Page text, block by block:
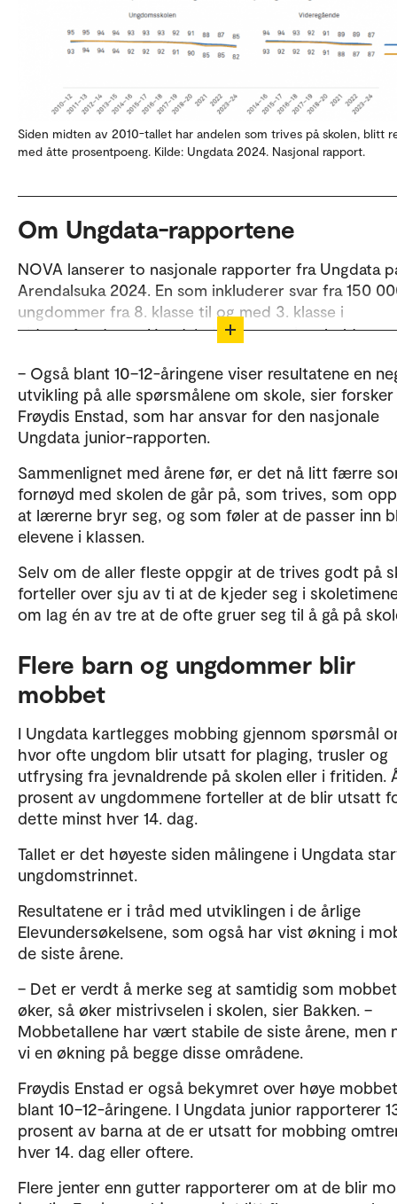
Siden midten av 2010-tallet har andelen som trives på skolen, blitt
med åtte prosentpoeng. Kilde: Ungdata 2024. Nasjonal rapport.
Om Ungdata-rapportene
NOVA lanserer to nasjonale rapporter fra Ungdata
Arendalsuka 2024. En som inkluderer svar fra 150
ungdommer fra 8. klasse til og med 3. klasse i
videregående, og Ungdata junior, som inneholder
– Også blant 10–12-åringene viser resultatene en
utvikling på alle spørsmålene om skole, sier forsker
Frøydis Enstad, som har ansvar for den nasjonale
Ungdata junior-rapporten.
Sammenlignet med årene før, er det nå litt færre
fornøyd med skolen de går på, som trives, som
at lærerne bryr seg, og som føler at de passer inn
elevene i klassen.
Selv om de aller fleste oppgir at de trives godt på
forteller over sju av ti at de kjeder seg i
om lag én av tre at de ofte gruer seg til å gå på
Flere barn og ungdommer blir
mobbet
I Ungdata kartlegges mobbing gjennom spørsmål
hvor ofte ungdom blir utsatt for plaging, trusler og
utfrysing fra jevnaldrende på skolen eller i fritiden.
prosent av ungdommene forteller at de blir utsatt
dette minst hver 14. dag.
Tallet er det høyeste siden målingene i Ungdata
ungdomstrinnet.
Resultatene er i tråd med utviklingen i de årlige
Elevundersøkelsene, som også har vist økning i
de siste årene.
– Det er verdt å merke seg at samtidig som
øker, så øker mistrivselen i skolen, sier Bakken. –
Mobbetallene har vært stabile de siste årene, men
vi en økning på begge disse områdene.
Frøydis Enstad er også bekymret over høye
blant 10–12-åringene. I Ungdata junior rapporterer
prosent av barna at de er utsatt for mobbing
hver 14. dag eller oftere.
Flere jenter enn gutter rapporterer om at de blir